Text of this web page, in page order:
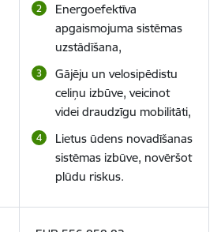
Energoefektīva
apgaismojuma sistēmas
uzstādīšana,
Gājēju un velosipēdistu
celiņu izbūve, veicinot
videi draudzīgu mobilitāti,
Lietus ūdens novadīšanas
sistēmas izbūve, novēršot
plūdu riskus.